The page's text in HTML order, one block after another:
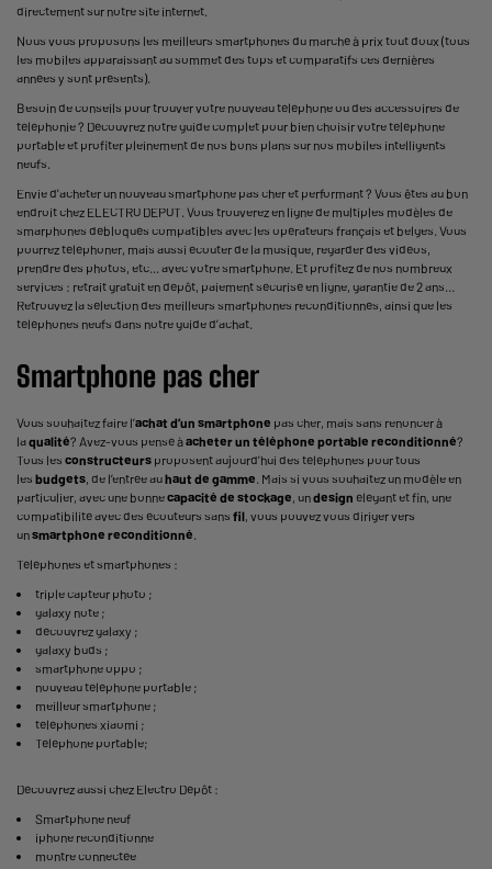
directement sur notre site internet.
Nous vous proposons les meilleurs smartphones du marché à prix tout doux (tous
les mobiles apparaissant au sommet des tops et comparatifs ces dernières
années y sont présents).
Besoin de conseils pour trouver votre nouveau téléphone ou des accessoires de
téléphonie ? Découvrez notre guide complet pour bien choisir votre téléphone
portable et profiter pleinement de nos bons plans sur nos mobiles intelligents
neufs.
Envie d'acheter un nouveau smartphone pas cher et performant ? Vous êtes au bon
endroit chez ELECTRO DEPOT. Vous trouverez en ligne de multiples modèles de
smarphones débloqués compatibles avec les opérateurs français et belges. Vous
pourrez téléphoner, mais aussi écouter de la musique, regarder des vidéos,
prendre des photos, etc... avec votre smartphone. Et profitez de nos nombreux
services : retrait gratuit en dépôt, paiement sécurisé en ligne, garantie de 2 ans…
Retrouvez la sélection des meilleurs smartphones reconditionnés, ainsi que les
téléphones neufs dans notre guide d’achat.
Smartphone pas cher
Vous souhaitez faire l’achat d’un smartphone pas cher, mais sans renoncer à
laqualité? Avez-vous pensé àacheter un téléphone portable reconditionné?
Tous les constructeurs proposent aujourd’hui des téléphones pour tous
les budgets, de l’entrée auhaut de gamme. Mais si vous souhaitez un modèle en
particulier, avec une bonnecapacité de stockage, undesign élégant et fin, une
compatibilité avec des écouteurs sans fil, vous pouvez vous diriger vers
unsmartphone reconditionné.
Téléphones et smartphones :
triple capteur photo ;
galaxy note ;
découvrez galaxy ;
galaxy buds ;
smartphone oppo ;
nouveau téléphone portable ;
meilleur smartphone ;
téléphones xiaomi ;
Téléphone portable;
Découvrez aussi chez Electro Dépôt :
Smartphone neuf
iphone reconditionne
montre connectée